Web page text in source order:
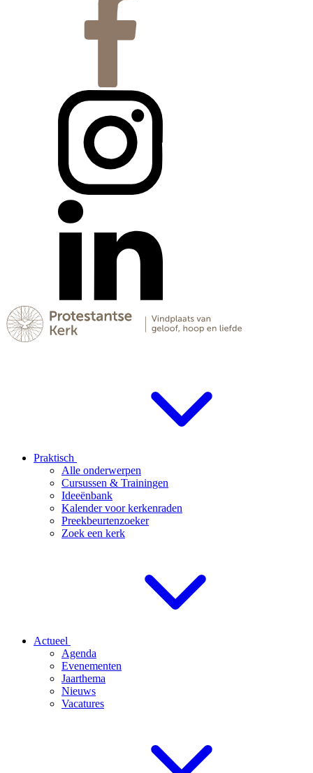
Praktisch
Alle onderwerpen
Cursussen & Trainingen
Ideeënbank
Kalender voor kerkenraden
Preekbeurtenzoeker
Zoek een kerk
Actueel
Agenda
Evenementen
Jaarthema
Nieuws
Vacatures